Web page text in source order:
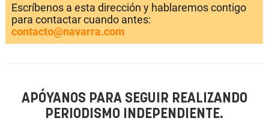
Escríbenos a esta dirección y hablaremos contigo
para contactar cuando antes:
contacto@navarra.com
APÓYANOS PARA SEGUIR REALIZANDO
PERIODISMO INDEPENDIENTE.